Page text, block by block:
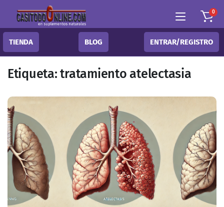
0
TIENDA BLOG ENTRAR/REGISTRO
Etiqueta:tratamiento atelectasia